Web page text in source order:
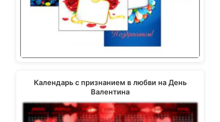
Календарь с признанием в любви на День
Валентина